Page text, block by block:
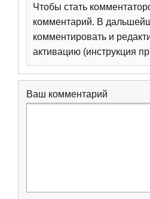
Чтобы стать
комментарий. В
комментировать и
активацию (инструкция
Ваш комментарий